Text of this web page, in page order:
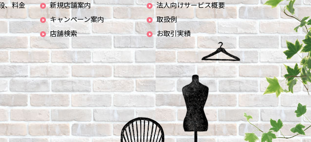
、料金
新規店舗案内
キャンペーン案内
店舗検索
法人向けサービス概要
取扱例
お取引実績